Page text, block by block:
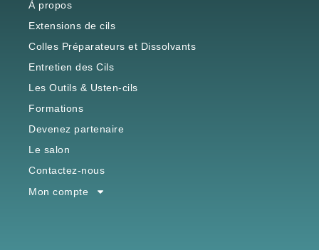
À propos
Extensions de cils
Colles Préparateurs et Dissolvants
Entretien des Cils
Les Outils & Usten-cils
Formations
Devenez partenaire
Le salon
Contactez-nous
Mon compte